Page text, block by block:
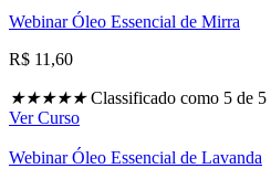
Webinar Óleo Essencial de Mirra
R$ 11,60
★★★★★ Classificado como 5 de 5
Ver Curso
Webinar Óleo Essencial de Lavanda